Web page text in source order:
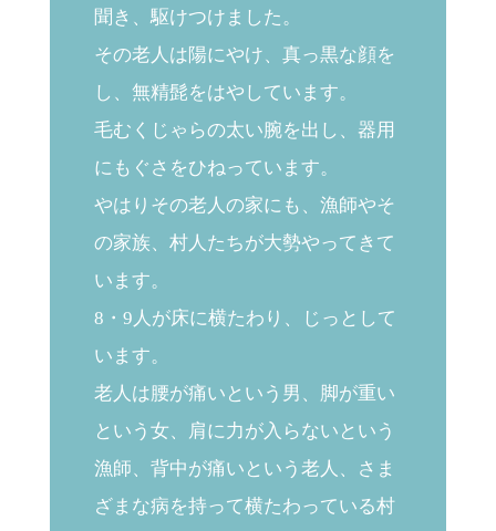
聞き、駆けつけました。
その老人は陽にやけ、真っ黒な顔を
し、無精髭をはやしています。
毛むくじゃらの太い腕を出し、器用
にもぐさをひねっています。
やはりその老人の家にも、漁師やそ
の家族、村人たちが大勢やってきて
います。
8・9人が床に横たわり、じっとして
います。
老人は腰が痛いという男、脚が重い
という女、肩に力が入らないという
漁師、背中が痛いという老人、さま
ざまな病を持って横たわっている村